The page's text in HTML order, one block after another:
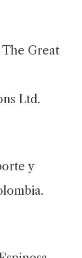
Great
Ltd.
y